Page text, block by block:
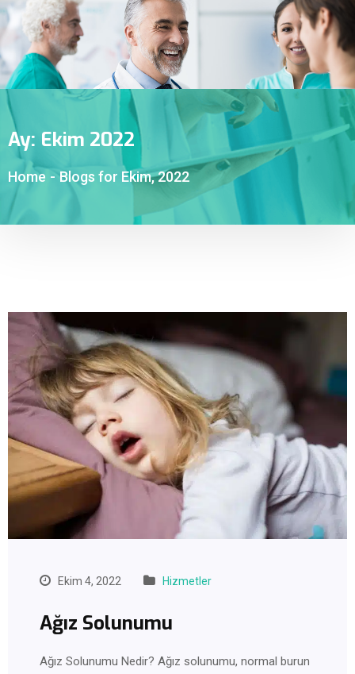
Ay: Ekim 2022
Home - Blogs for Ekim, 2022
Ekim 4, 2022 Hizmetler
Ağız Solunumu
Ağız Solunumu Nedir? Ağız solunumu, normal burun